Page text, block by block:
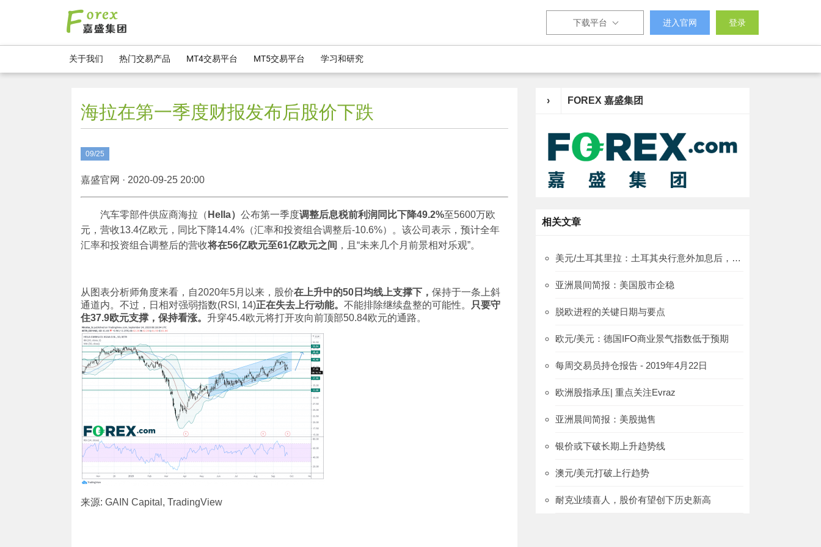
下载平台 进入官网 登录
关于我们 热门交易产品 MT4交易平台 MT5交易平台 学习和研究
海拉在第一季度财报发布后股价下跌
09/25
嘉盛官网 · 2020-09-25 20:00
汽车零部件供应商海拉（ Hella） 公布第一季度调整后息税前利润同比下降49.2%至5600万欧
元，营收13.4亿欧元，同比下降14.4%（汇率和投资组合调整后-10.6%）。该公司表示，预计全年
汇率和投资组合调整后的营收将在56亿欧元至61亿欧元之间 ，且“未来几个月前景相对乐观”。
从图表分析师角度来看，自2020年5月以来，股价在上升中的50日均线上支撑下， 保持于一条上斜
通道内。不过，日相对强弱指数(RSI, 14)正在失去上行动能。 不能排除继续盘整的可能性。
只要守
住37.9欧元支撑，保持看涨。 升穿45.4欧元将打开攻向前顶部50.84欧元的通路。
来源: GAIN Capital, TradingView
› FOREX 嘉盛集团
相关文章
美元/土耳其里拉：土耳其央行意外加息后，里拉企稳
亚洲晨间简报：美国股市企稳
脱欧进程的关键日期与要点
欧元/美元：德国IFO商业景气指数低于预期
每周交易员持仓报告 - 2019年4月22日
欧洲股指承压| 重点关注Evraz
亚洲晨间简报：美股抛售
银价或下破长期上升趋势线
澳元/美元打破上行趋势
耐克业绩喜人，股价有望创下历史新高